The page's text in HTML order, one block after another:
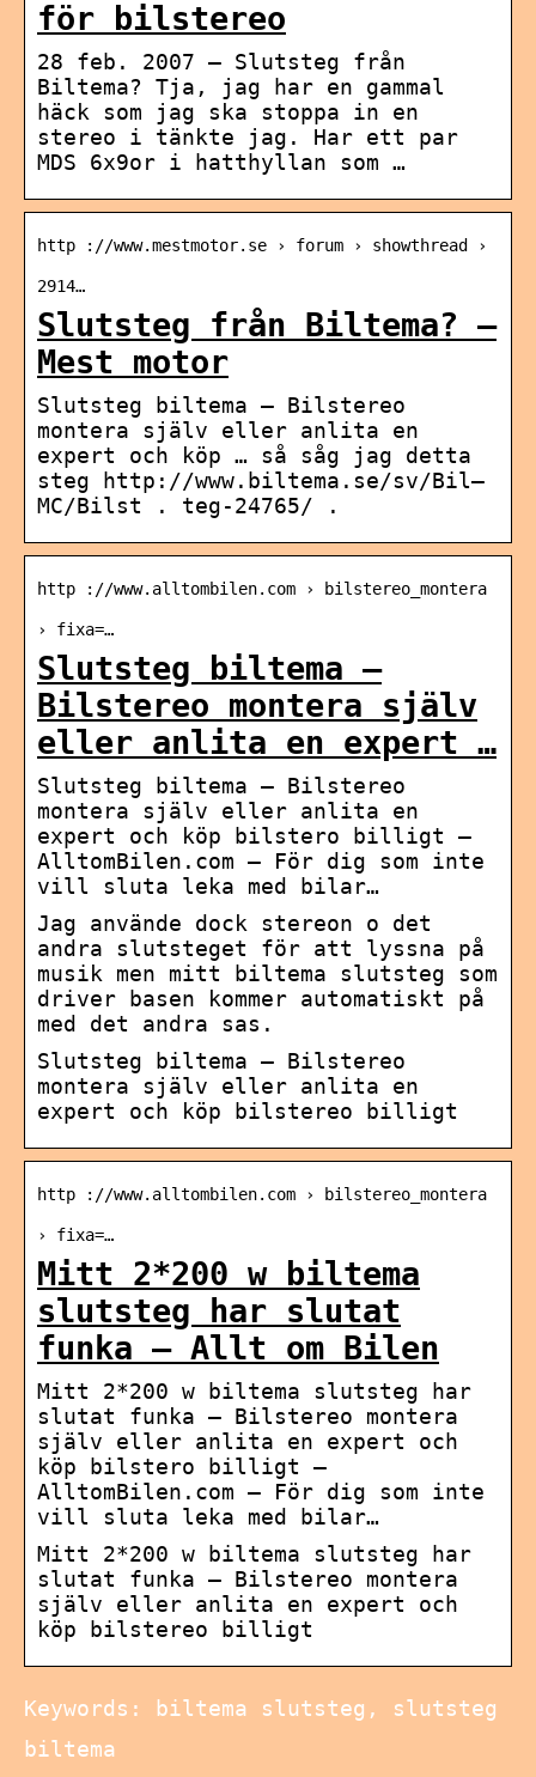
för bilstereo
28 feb. 2007 — Slutsteg från
Biltema? Tja, jag har en gammal
häck som jag ska stoppa in en
stereo i tänkte jag. Har ett par
MDS 6x9or i hatthyllan som …
http ://www.mestmotor.se › forum › showthread ›
2914…
Slutsteg från Biltema? –
Mest motor
Slutsteg biltema – Bilstereo
montera själv eller anlita en
expert och köp … så såg jag detta
steg http://www.biltema.se/sv/Bil—
MC/Bilst . teg-24765/ .
http ://www.alltombilen.com › bilstereo_montera
› fixa=…
Slutsteg biltema –
Bilstereo montera själv
eller anlita en expert …
Slutsteg biltema – Bilstereo
montera själv eller anlita en
expert och köp bilstero billigt –
AlltomBilen.com – För dig som inte
vill sluta leka med bilar…
Jag använde dock stereon o det
andra slutsteget för att lyssna på
musik men mitt biltema slutsteg som
driver basen kommer automatiskt på
med det andra sas.
Slutsteg biltema – Bilstereo
montera själv eller anlita en
expert och köp bilstereo billigt
http ://www.alltombilen.com › bilstereo_montera
› fixa=…
Mitt 2*200 w biltema
slutsteg har slutat
funka – Allt om Bilen
Mitt 2*200 w biltema slutsteg har
slutat funka – Bilstereo montera
själv eller anlita en expert och
köp bilstero billigt –
AlltomBilen.com – För dig som inte
vill sluta leka med bilar…
Mitt 2*200 w biltema slutsteg har
slutat funka – Bilstereo montera
själv eller anlita en expert och
köp bilstereo billigt
Keywords: biltema slutsteg, slutsteg
biltema